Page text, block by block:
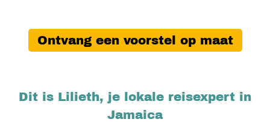
Ontvang een voorstel op maat
Dit is Lilieth, je lokale reisexpert in
Jamaica